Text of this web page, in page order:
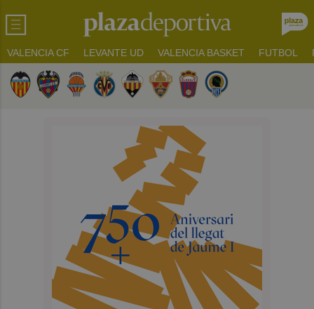
VALENCIA CF LEVANTE UD VALENCIA BASKET FUTBOL